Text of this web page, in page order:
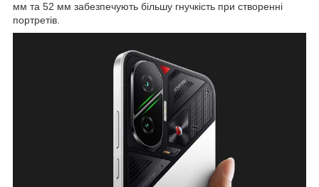
мм та 52 мм забезпечують більшу гнучкість при створенні
портретів.